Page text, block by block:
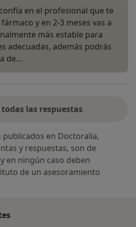
en el profesional que te
y en 2-3 meses vas a
más estable para
adecuadas, además podrás
de…
las respuestas
en Doctoralia,
y respuestas, son de
en ningún caso deben
de un asesoramiento